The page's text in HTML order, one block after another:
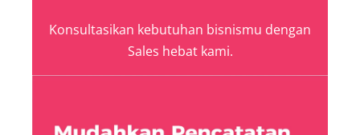
Konsultasikan kebutuhan bisnismu dengan
Sales hebat kami.